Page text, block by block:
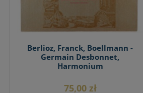
Berlioz, Franck, Boellmann -
Germain Desbonnet,
Harmonium
75,00 zł